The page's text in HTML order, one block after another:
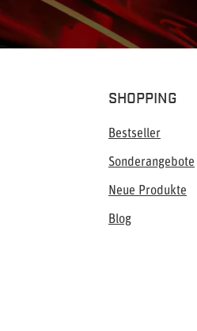
SHOPPING
Bestseller
Sonderangebote
Neue Produkte
Blog